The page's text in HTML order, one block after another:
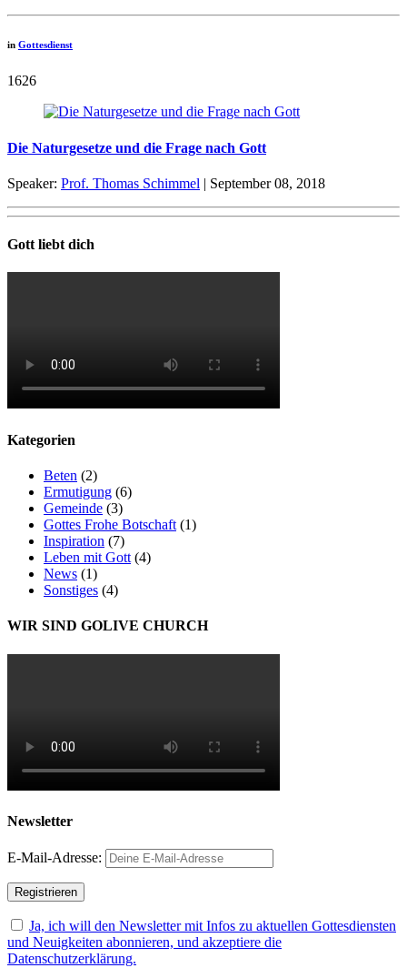
in Gottesdienst
1626
Die Naturgesetze und die Frage nach Gott
Speaker: Prof. Thomas Schimmel | September 08, 2018
Gott liebt dich
Kategorien
Beten (2)
Ermutigung (6)
Gemeinde (3)
Gottes Frohe Botschaft (1)
Inspiration (7)
Leben mit Gott (4)
News (1)
Sonstiges (4)
WIR SIND GOLIVE CHURCH
Newsletter
E-Mail-Adresse:
Ja, ich will den Newsletter mit Infos zu aktuellen Gottesdiensten
und Neuigkeiten abonnieren, und akzeptiere die
Datenschutzerklärung.